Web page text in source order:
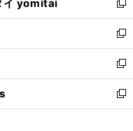
で
開
く
ド
ウ
で
開
く
ィ
ン
ド
ウ
で
開
く
い
ウ
ィ
ン
ド
ウ
で
開
イ yomitai
新
し
い
ウ
ィ
ン
ド
ウ
新
し
い
ウ
ィ
ン
新
し
い
ウ
新
し